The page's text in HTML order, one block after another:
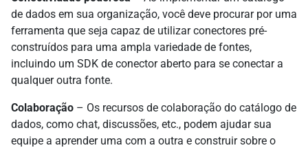
de dados em sua organização, você deve procurar por uma
ferramenta que seja capaz de utilizar conectores pré-
construídos para uma ampla variedade de fontes,
incluindo um SDK de conector aberto para se conectar a
qualquer outra fonte.
Colaboração – Os recursos de colaboração do catálogo de
dados, como chat, discussões, etc., podem ajudar sua
equipe a aprender uma com a outra e construir sobre o